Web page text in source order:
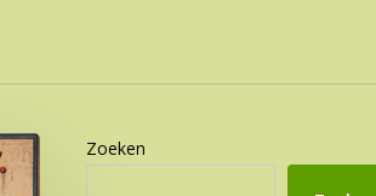
Zoeken